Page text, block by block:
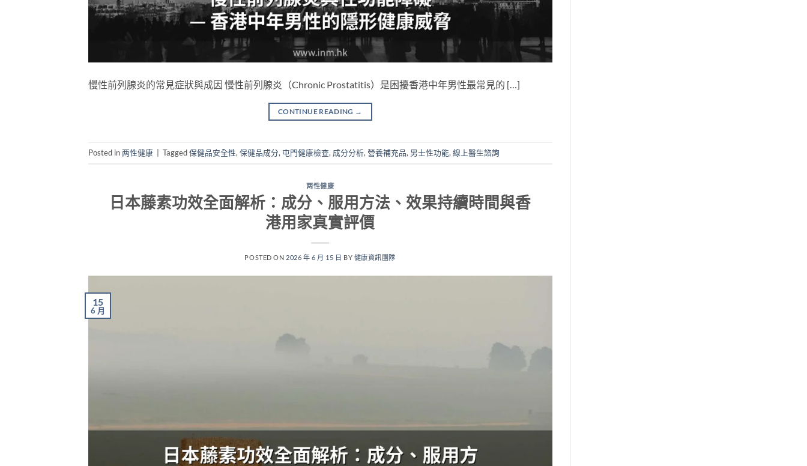
慢性前列腺炎的常見症狀與成因 慢性前列腺炎（Chronic Prostatitis）是困擾香港中年男性最常見的 […]
CONTINUE READING →
Posted in两性健康 Tagged保健品安全性,保健品成分, 屯門健康檢查, 成分分析,營養補充品, 男士性功能,線上醫生諮詢
两性健康
日本藤素功效全面解析：成分、服用方法、效果持續時間與香
港用家真實評價
POSTED ON 2026 年 6 月 15 日 BY 健康資訊團隊
15
6 月